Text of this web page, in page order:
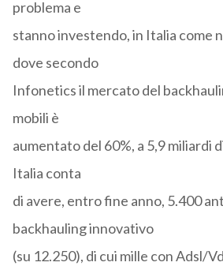
problema e
stanno investendo, in Italia come
dove secondo
Infonetics il mercato del
mobili è
aumentato del 60%, a 5,9 miliardi
Italia conta
di avere, entro fine anno, 5.400
backhauling innovativo
(su 12.250), di cui mille con Adsl/